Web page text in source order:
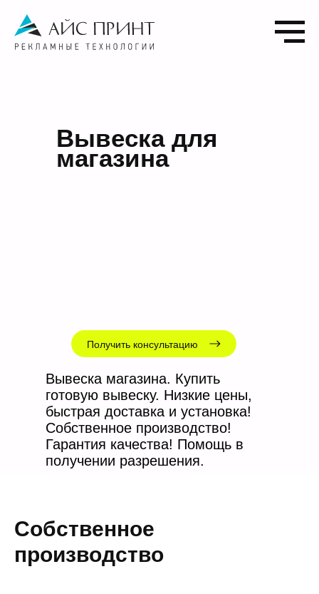
Вывеска для
магазина
Вывеска магазина. Купить
готовую вывеску. Низкие цены,
быстрая доставка и установка!
Собственное производство!
Гарантия качества! Помощь в
получении разрешения.
Получить консультацию
Собственное
производство